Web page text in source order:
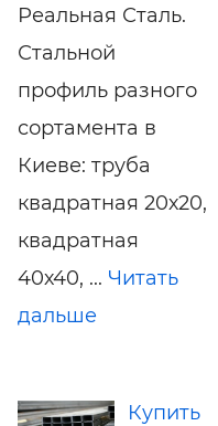
Реальная Сталь.
Стальной
профиль разного
сортамента в
Киеве: труба
квадратная 20х20,
квадратная
40х40, ... Читать
дальше
Купить